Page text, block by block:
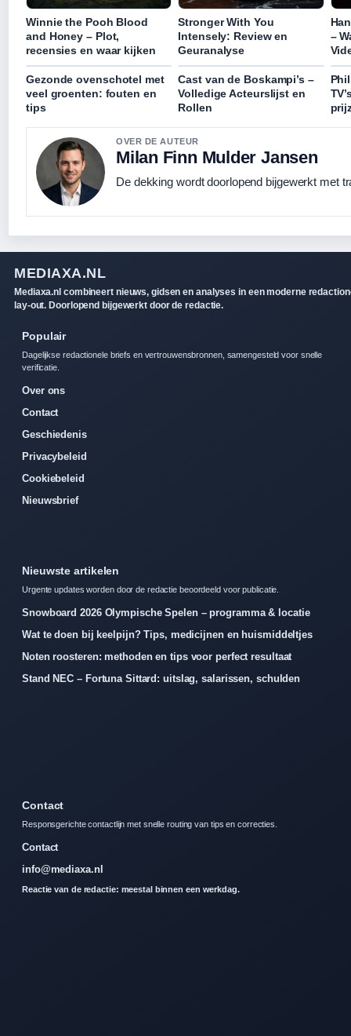
Winnie the Pooh Blood
and Honey – Plot,
recensies en waar kijken
Stronger With You
Intensely: Review en
Geuranalyse
–
Gezonde ovenschotel met
veel groenten: fouten en
tips
Cast van de Boskampi’s –
Volledige Acteurslijst en
Rollen
OVER DE AUTEUR
Milan Finn Mulder Jansen
De dekking wordt doorlopend bijgewerkt met
MEDIAXA.NL
Mediaxa.nl combineert nieuws, gidsen en analyses in een moderne
lay-out. Doorlopend bijgewerkt door de redactie.
Populair
Dagelijkse redactionele briefs en vertrouwensbronnen, samengesteld voor snelle
verificatie.
Over ons
Contact
Geschiedenis
Privacybeleid
Cookiebeleid
Nieuwsbrief
Nieuwste artikelen
Urgente updates worden door de redactie beoordeeld voor publicatie.
Snowboard 2026 Olympische Spelen – programma & locatie
Wat te doen bij keelpijn? Tips, medicijnen en huismiddeltjes
Noten roosteren: methoden en tips voor perfect resultaat
Stand NEC – Fortuna Sittard: uitslag, salarissen, schulden
Contact
Responsgerichte contactlijn met snelle routing van tips en correcties.
Contact
info@mediaxa.nl
Reactie van de redactie: meestal binnen een werkdag.